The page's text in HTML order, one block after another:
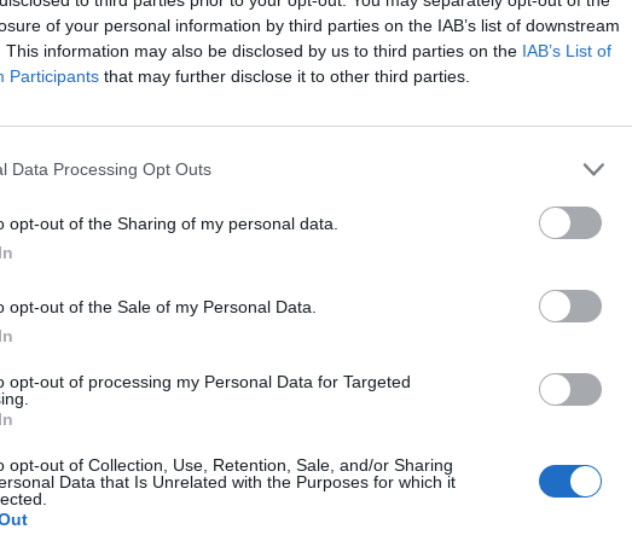
of your personal information by third parties on the IAB’s list of downstream
This information may also be disclosed by us to third parties on the IAB’s List of
Participants that may further disclose it to other third parties.
Data Processing Opt Outs
opt-out of the Sharing of my personal data.
opt-out of the Sale of my Personal Data.
opt-out of processing my Personal Data for Targeted
opt-out of Collection, Use, Retention, Sale, and/or Sharing
Data that Is Unrelated with the Purposes for which it
kalendarzowego lata nie będzie ani trochę go przypominać. Już od dziś
dużo chłodniejszą temperaturę. Lokalne słupki rtęci nie przekroczą 15
Niebo jest i będzie zachmurzone, ale również pojawią się opady
a nawet burze. W związku z tym Instytut Meteorologii i Gospodarki Wodnej
1 i 2 stopnia dla ośmiu województw.